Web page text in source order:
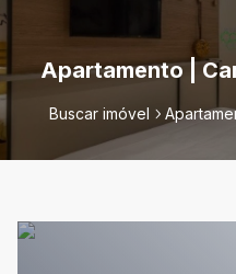
Apartamento |
Buscar imóvel